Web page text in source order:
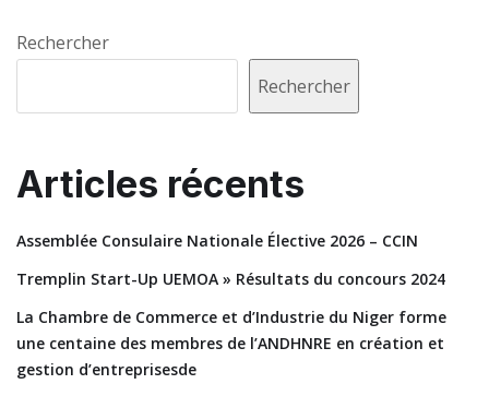
Rechercher
Rechercher
Articles récents
Assemblée Consulaire Nationale Élective 2026 – CCIN
Tremplin Start-Up UEMOA » Résultats du concours 2024
La Chambre de Commerce et d’Industrie du Niger forme
une centaine des membres de l’ANDHNRE en création et
gestion d’entreprisesde